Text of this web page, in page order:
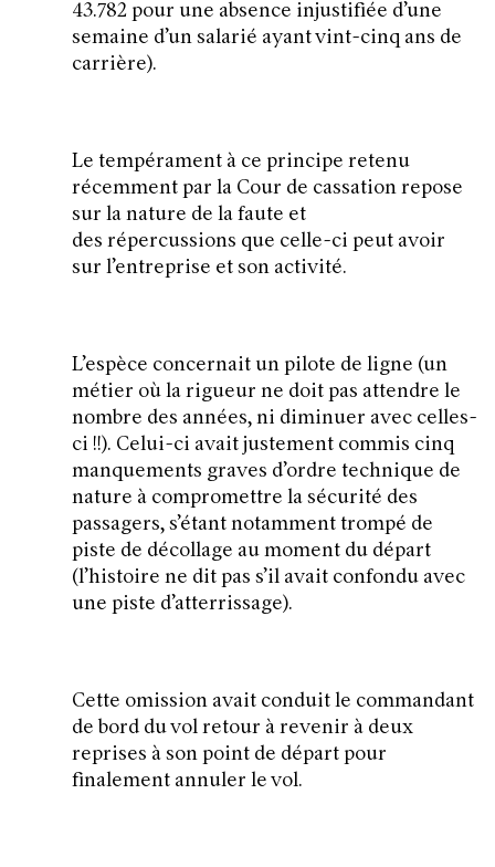
43.782 pour une absence injustifiée d’une
semaine d’un salarié ayant vint-cinq ans de
carrière).
Le tempérament à ce principe retenu
récemment par la Cour de cassation repose
sur la nature de la faute et
des répercussions que celle-ci peut avoir
sur l’entreprise et son activité.
L’espèce concernait un pilote de ligne (un
métier où la rigueur ne doit pas attendre le
nombre des années, ni diminuer avec celles-
ci !!). Celui-ci avait justement commis cinq
manquements graves d’ordre technique de
nature à compromettre la sécurité des
passagers, s’étant notamment trompé de
piste de décollage au moment du départ
(l’histoire ne dit pas s’il avait confondu avec
une piste d’atterrissage).
Cette omission avait conduit le commandant
de bord du vol retour à revenir à deux
reprises à son point de départ pour
finalement annuler le vol.